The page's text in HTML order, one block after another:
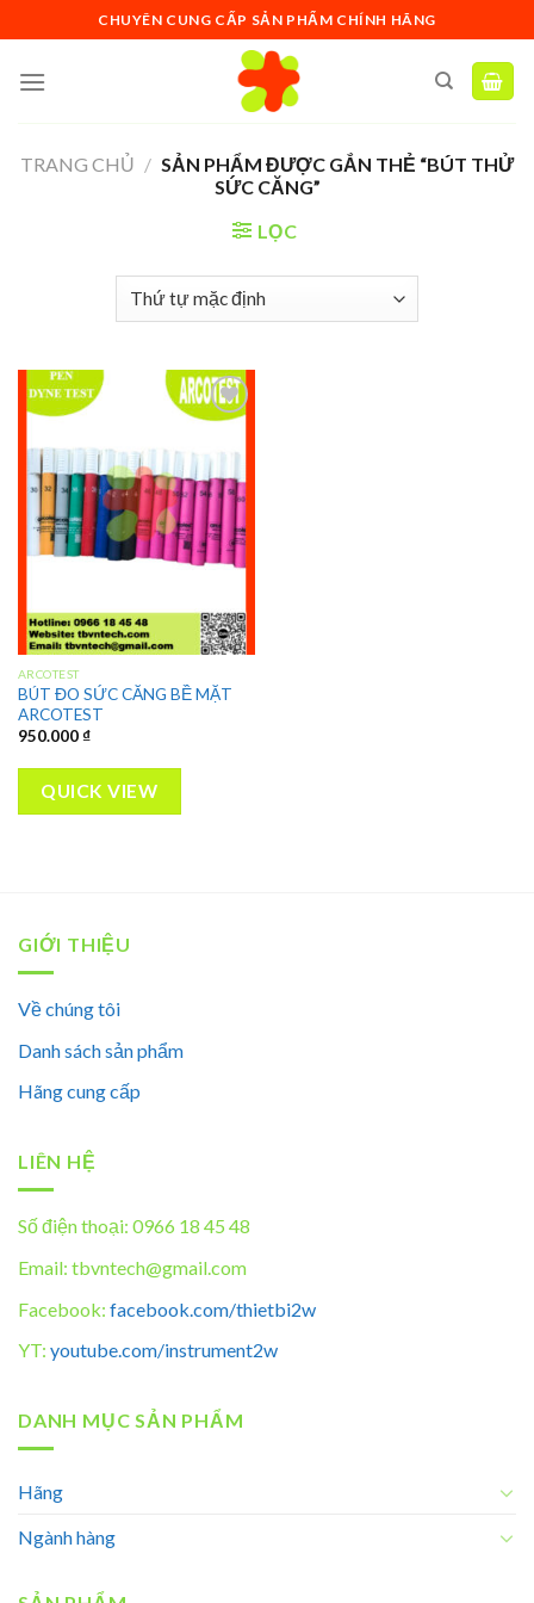
to
content
CHUYÊN CUNG CẤP SẢN PHẨM CHÍNH HÃNG
TRANG CHỦ / SẢN PHẨM ĐƯỢC GẮN THẺ “BÚT THỬ
SỨC CĂNG”
LỌC
Add to
wishlist
ARCOTEST
BÚT ĐO SỨC CĂNG BỀ MẶT
ARCOTEST
950.000₫
QUICK VIEW
GIỚI THIỆU
Về chúng tôi
Danh sách sản phẩm
Hãng cung cấp
LIÊN HỆ
Số điện thoại: 0966 18 45 48
Email: tbvntech@gmail.com
Facebook: facebook.com/thietbi2w
YT: youtube.com/instrument2w
DANH MỤC SẢN PHẨM
Hãng
Ngành hàng